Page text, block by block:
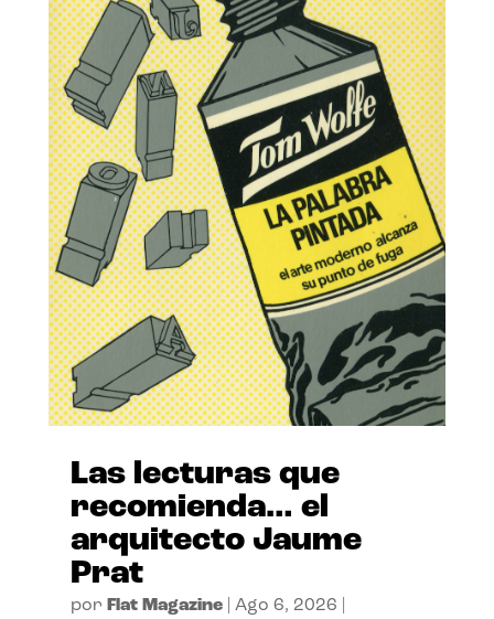
Las lecturas que
recomienda… el
arquitecto Jaume
Prat
por Flat Magazine| Ago 6, 2026